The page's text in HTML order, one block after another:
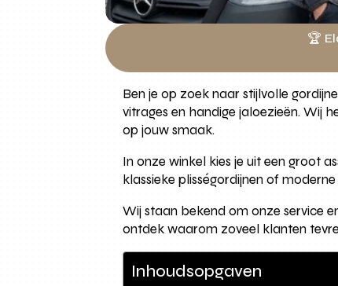
🏆
Ben je op zoek naar stijlvolle
vitrages en handige jaloezieën. Wij
op jouw smaak.
In onze winkel kies je uit een groot
klassieke plisségordijnen of
Wij staan bekend om onze service
ontdek waarom zoveel klanten
Inhoudsopgaven